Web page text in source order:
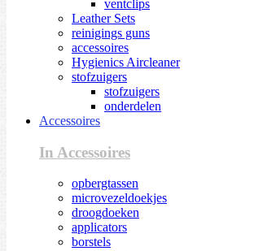
ventclips
Leather Sets
reinigings guns
accessoires
Hygienics Aircleaner
stofzuigers
stofzuigers
onderdelen
Accessoires
In Accessoires
opbergtassen
microvezeldoekjes
droogdoeken
applicators
borstels